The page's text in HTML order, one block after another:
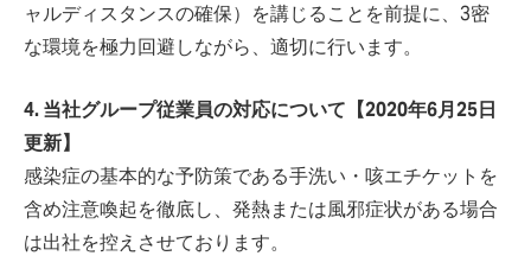
ャルディスタンスの確保）を講じることを前提に、3密
な環境を極力回避しながら、適切に行います。
4. 当社グループ従業員の対応について【2020年6月25日
更新】
感染症の基本的な予防策である手洗い・咳エチケットを
含め注意喚起を徹底し、発熱または風邪症状がある場合
は出社を控えさせております。